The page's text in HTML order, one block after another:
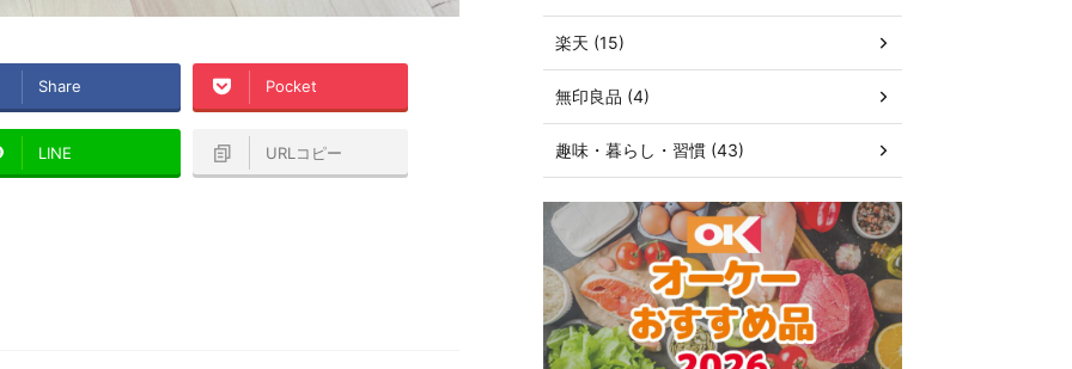
Share Pocket
LINE URLコピー
楽天 (15)
無印良品 (4)
趣味・暮らし・習慣 (43)